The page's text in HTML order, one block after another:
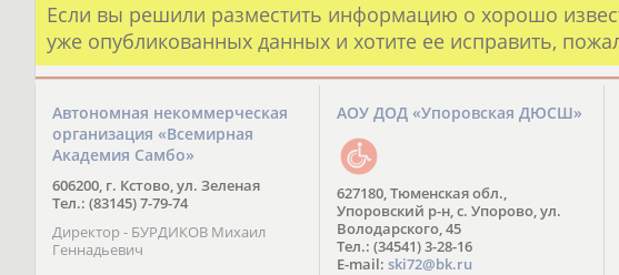
Если вы решили разместить информацию о хорошо
уже опубликованных данных и хотите ее исправить,
Автономная некоммерческая
организация «Всемирная
Академия Самбо»
606200, г. Кстово, ул. Зеленая
Тел.: (83145) 7-79-74
Директор - БУРДИКОВ Михаил
Геннадьевич
АОУ ДОД «Упоровская ДЮСШ»
627180, Тюменская обл.,
Упоровский р-н, с. Упорово, ул.
Володарского, 45
Тел.: (34541) 3-28-16
E-mail: ski72@bk.ru